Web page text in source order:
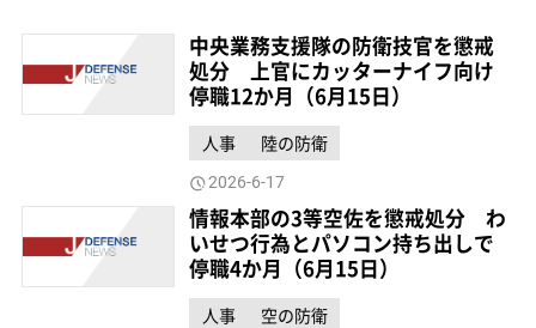
中央業務支援隊の防衛技官を懲戒
処分 上官にカッターナイフ向け
停職12か月（6月15日）
人事 陸の防衛
2026-6-17
情報本部の3等空佐を懲戒処分 わ
いせつ行為とパソコン持ち出しで
停職4か月（6月15日）
人事 空の防衛